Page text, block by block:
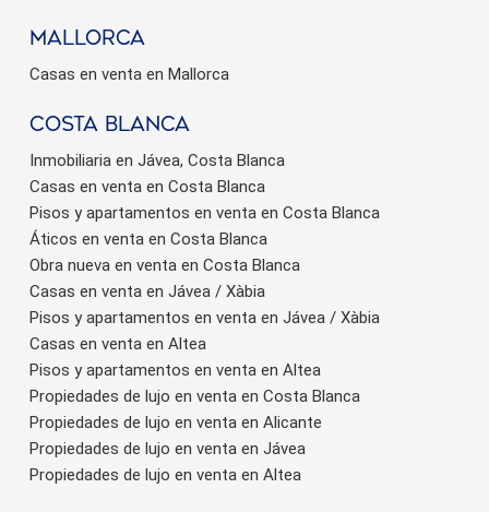
Mallorca
Casas en venta en Mallorca
Costa Blanca
Inmobiliaria en Jávea, Costa Blanca
Casas en venta en Costa Blanca
Pisos y apartamentos en venta en Costa Blanca
Áticos en venta en Costa Blanca
Obra nueva en venta en Costa Blanca
Casas en venta en Jávea / Xàbia
Pisos y apartamentos en venta en Jávea / Xàbia
Casas en venta en Altea
Pisos y apartamentos en venta en Altea
Propiedades de lujo en venta en Costa Blanca
Propiedades de lujo en venta en Alicante
Propiedades de lujo en venta en Jávea
Propiedades de lujo en venta en Altea